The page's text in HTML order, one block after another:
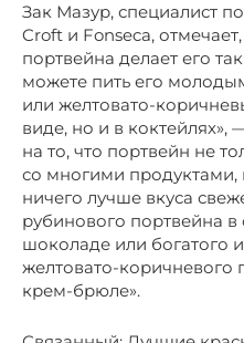
Зак Мазур, специалист
Croft и Fonseca,
портвейна делает его
можете пить его
или желтовато-
виде, но и в коктейлях»,
на то, что портвейн не
со многими продуктами,
ничего лучше вкуса
рубинового портвейна в
шоколаде или богатого
желтовато-коричневого
крем-брюле».